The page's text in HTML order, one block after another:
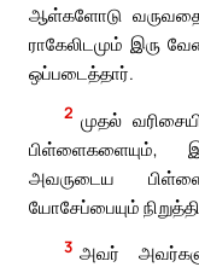
ஆள்களோடு
ராகேலிடமும் இரு
ஒப்படைத்தார்.
2 முதல்
பிள்ளைகளையும்,
அவருடைய
யோசேப்பையும்
3 அவர்